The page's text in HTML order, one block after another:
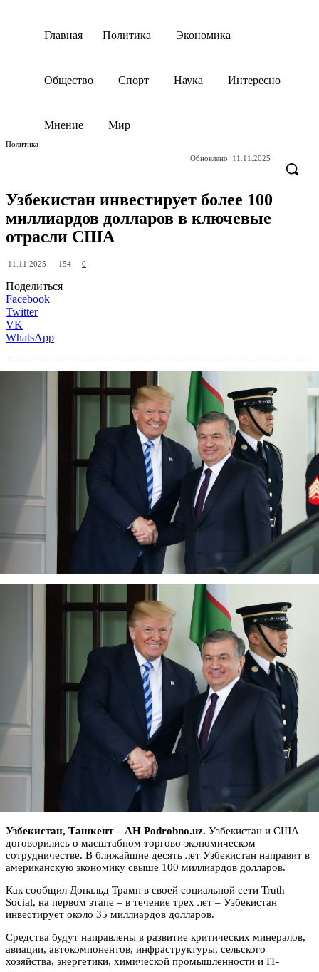
Главная Политика Экономика
Общество Спорт Наука Интересно
Мнение Мир
Политика
Обновлено: 11.11.2025
Узбекистан инвестирует более 100
миллиардов долларов в ключевые
отрасли США
11.11.2025 154 0
Поделиться
Facebook
Twitter
VK
WhatsApp
Узбекистан, Ташкент – АН Podrobno.uz. Узбекистан и США
договорились о масштабном торгово-экономическом
сотрудничестве. В ближайшие десять лет Узбекистан направит в
американскую экономику свыше 100 миллиардов долларов.
Как сообщил Дональд Трамп в своей социальной сети Truth
Social, на первом этапе – в течение трех лет – Узбекистан
инвестирует около 35 миллиардов долларов.
Средства будут направлены в развитие критических минералов,
авиации, автокомпонентов, инфраструктуры, сельского
хозяйства, энергетики, химической промышленности и IT-